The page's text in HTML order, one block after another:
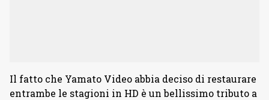
Il fatto che Yamato Video abbia deciso di restaurare
entrambe le stagioni in HD è un bellissimo tributo a